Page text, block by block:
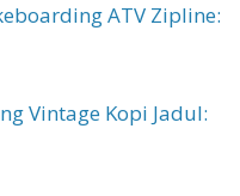
ATV Zipline:
Vintage Kopi Jadul: